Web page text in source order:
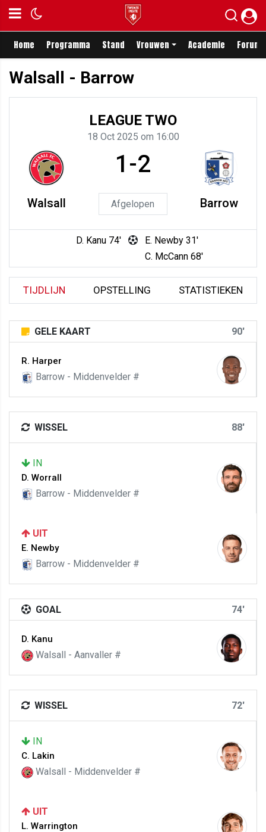
Home Programma Stand Vrouwen Academie Forum
Walsall - Barrow
LEAGUE TWO
18 Oct 2025 om 16:00
Walsall
1-2
Afgelopen Barrow
D. Kanu 74'
E. Newby 31'
C. McCann 68'
TIJDLIJN OPSTELLING STATISTIEKEN
GELE KAART 90'
R. Harper
Barrow - Middenvelder #
WISSEL 88'
IN
D. Worrall
Barrow - Middenvelder #
UIT
E. Newby
Barrow - Middenvelder #
GOAL 74'
D. Kanu
Walsall - Aanvaller #
WISSEL 72'
IN
C. Lakin
Walsall - Middenvelder #
UIT
L. Warrington